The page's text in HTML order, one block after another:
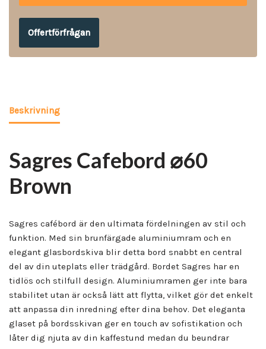
Offertförfrågan
Beskrivning
Sagres Cafebord ⌀60
Brown
Sagres cafébord är den ultimata fördelningen av stil och
funktion. Med sin brunfärgade aluminiumram och en
elegant glasbordskiva blir detta bord snabbt en central
del av din uteplats eller trädgård. Bordet Sagres har en
tidlös och stilfull design. Aluminiumramen ger inte bara
stabilitet utan är också lätt att flytta, vilket gör det enkelt
att anpassa din inredning efter dina behov. Det eleganta
glaset på bordsskivan ger en touch av sofistikation och
låter dig njuta av din kaffestund medan du beundrar